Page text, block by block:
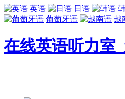
英语 日语
葡萄牙语
越
在线英语听力室